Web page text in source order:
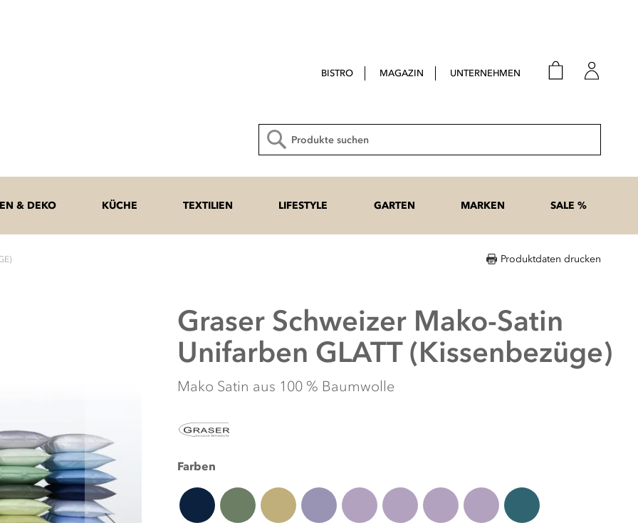
BISTRO MAGAZIN UNTERNEHMEN
Suche
& DEKO KÜCHE TEXTILIEN LIFESTYLE GARTEN MARKEN SALE %
Produktdaten drucken
Graser Schweizer Mako-Satin
Unifarben GLATT (Kissenbezüge)
Mako Satin aus 100 % Baumwolle
Farben